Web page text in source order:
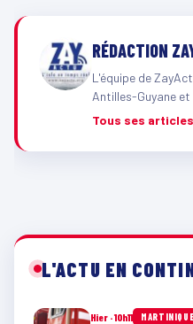
RÉDACTION
L'équipe de
Antilles-Guyane
Tous ses
L'ACTU EN
Hier · 10h11 MARTINIQUE